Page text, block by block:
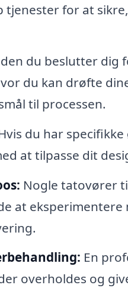
for at
du beslutter dig
du kan drøfte
til processen.
du har
at tilpasse dit
Nogle tatovører
at
En
overholdes og